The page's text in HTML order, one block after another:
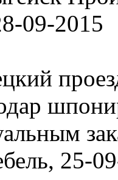
09-2015
25-